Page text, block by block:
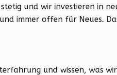
und wir investieren in
immer offen für Neues.
und wissen, was